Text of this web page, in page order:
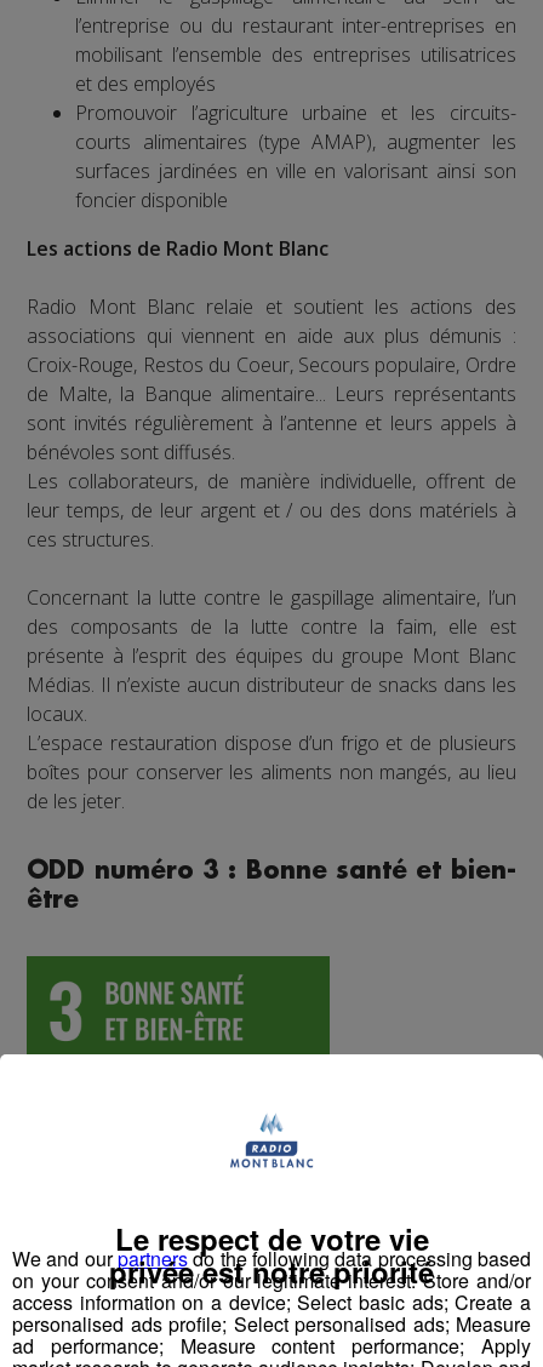
l’entreprise ou du restaurant inter-entreprises en
mobilisant l’ensemble des entreprises utilisatrices
et des employés
Promouvoir l’agriculture urbaine et les circuits-
courts alimentaires (type AMAP), augmenter les
surfaces jardinées en ville en valorisant ainsi son
foncier disponible
Les actions de Radio Mont Blanc
Radio Mont Blanc relaie et soutient les actions des
associations qui viennent en aide aux plus démunis :
Croix-Rouge, Restos du Coeur, Secours populaire, Ordre
de Malte, la Banque alimentaire... Leurs représentants
sont invités régulièrement à l’antenne et leurs appels à
bénévoles sont diffusés.
Les collaborateurs, de manière individuelle, offrent de
leur temps, de leur argent et / ou des dons matériels à
ces structures.
Concernant la lutte contre le gaspillage alimentaire, l’un
des composants de la lutte contre la faim, elle est
présente à l’esprit des équipes du groupe Mont Blanc
Médias. Il n’existe aucun distributeur de snacks dans les
locaux.
L’espace restauration dispose d’un frigo et de plusieurs
boîtes pour conserver les aliments non mangés, au lieu
de les jeter.
ODD numéro 3 : Bonne santé et bien-
être
Constat
Selon l’Organisation internationale du Travail et
We and ourpartnersdo the following data processing based
on your consent and/or our legitimate interest: Store and/or
access information on a device; Select basic ads; Create a
personalised ads profile; Select personalised ads; Measure
ad performance; Measure content performance; Apply
Le respect de votre vie
privée est notre priorité